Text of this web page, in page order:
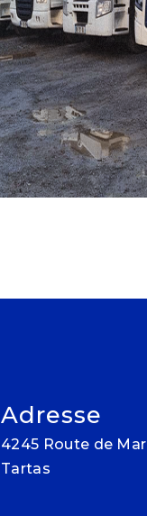
Adresse
4245 Route de Mariterre, 40400
Tartas